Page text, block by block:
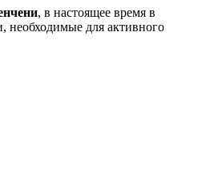
, в настоящее время в
необходимые для активного